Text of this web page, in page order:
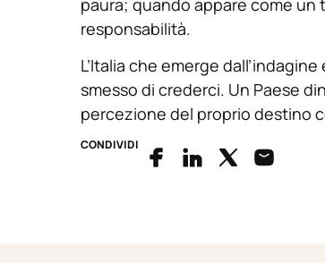
paura; quando appare come
responsabilità.
L’Italia che emerge
smesso di crederci. Un Paese
percezione del proprio destino
CONDIVIDI